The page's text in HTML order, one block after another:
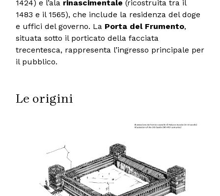
1424) e l’ala rinascimentale (ricostruita tra il
1483 e il 1565), che include la residenza del doge
e uffici del governo. La Porta del Frumento,
situata sotto il porticato della facciata
trecentesca, rappresenta l’ingresso principale per
il pubblico.
Le origini